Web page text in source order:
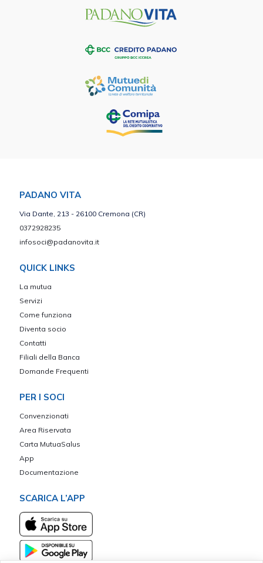
PADANO VITA
Via Dante, 213 - 26100 Cremona (CR)
0372928235
infosoci@padanovita.it
QUICK LINKS
La mutua
Servizi
Come funziona
Diventa socio
Contatti
Filiali della Banca
Domande Frequenti
PER I SOCI
Convenzionati
Area Riservata
Carta MutuaSalus
App
Documentazione
SCARICA L’APP